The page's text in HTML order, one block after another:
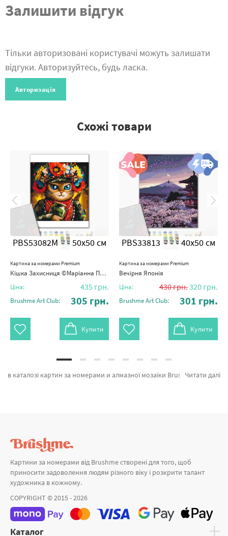
Залишити відгук
Тільки авторизовані користувачі можуть залишати
відгуки. Авторизуйтесь, будь ласка.
Авторизація
Схожі товари
PBS53082M 50x50 см
Картина за номерами Premium
Кішка Захисниця ©Маріанна Пащук
Ціна: 435 грн.
Brushme Art Club: 305 грн.
Купити
PBS33813 40x50 см
Картина за номерами Premium
Вечірня Японія
Ціна: 430грн.320 грн.
Brushme Art Club: 301 грн.
Купити
Читати далі
в каталозі картин за номерами и алмазної мозаїки Brushme.com.ua. На вітрині можно легко купити Преміум картина за номерами Букет тюльпанов від кращого виробника Brushme який славиться дизайном. Кожен продукт лінійки «» з гарантією та підтверджений досвідом клієнтів. Метелики з бульбашками, Закохані © Olena Lazarenko и Схід над лавандою а также великий вибір товарів за кращою ціною. Придбавши Пальми та картина за номерами ван, миттєва доставка в Кам'янське або інші міста України . Бузок та картини за номерами розмальовки, оформляйте замовлення прямо зараз!
Картини за номерами від Brushme створені для того, щоб
приносити задоволення людям різного віку і розкрити талант
художника в кожному.
COPYRIGHT © 2015 - 2026
Каталог